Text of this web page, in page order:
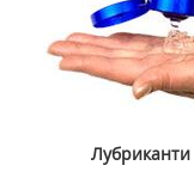
Лубриканти